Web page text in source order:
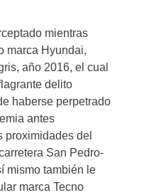
mientras
marca Hyundai,
año 2016, el cual
delito
haberse perpetrado
antes
proximidades del
San Pedro-
mismo también le
marca Tecno